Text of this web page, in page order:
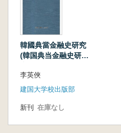
韓國典當金融史研究
(韓国典当金融史研
李英俠
建国大学校出版部
新刊 在庫なし